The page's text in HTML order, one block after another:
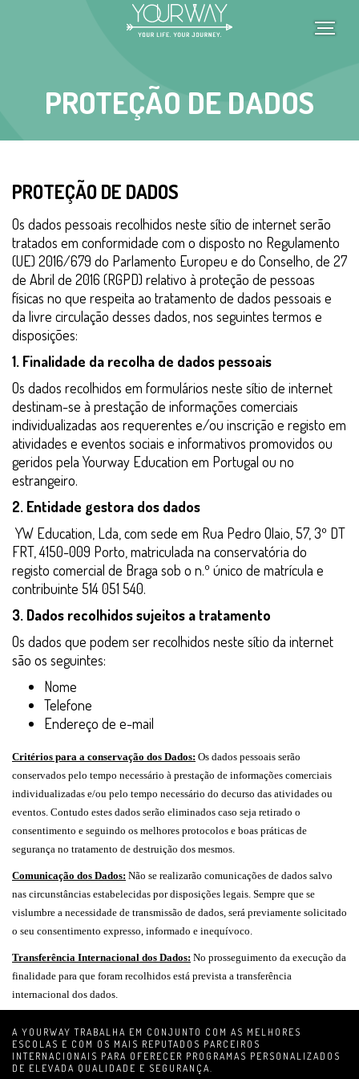
PROTEÇÃO DE DADOS
PROTEÇÃO DE DADOS
Os dados pessoais recolhidos neste sítio de internet serão
tratados em conformidade com o disposto no Regulamento
(UE) 2016/679 do Parlamento Europeu e do Conselho, de 27
de Abril de 2016 (RGPD) relativo à proteção de pessoas
físicas no que respeita ao tratamento de dados pessoais e
da livre circulação desses dados, nos seguintes termos e
disposições:
1. Finalidade da recolha de dados pessoais
Os dados recolhidos em formulários neste sítio de internet
destinam-se à prestação de informações comerciais
individualizadas aos requerentes e/ou inscrição e registo em
atividades e eventos sociais e informativos promovidos ou
geridos pela Yourway Education em Portugal ou no
estrangeiro.
2. Entidade gestora dos dados
YW Education, Lda, com sede em Rua Pedro Olaio, 57, 3º DT
FRT, 4150-009 Porto, matriculada na conservatória do
registo comercial de Braga sob o n.º único de matrícula e
contribuinte 514 051 540.
3. Dados recolhidos sujeitos a tratamento
Os dados que podem ser recolhidos neste sítio da internet
são os seguintes:
Nome
Telefone
Endereço de e-mail
Critérios para a conservação dos Dados: Os dados pessoais serão
conservados pelo tempo necessário à prestação de informações comerciais
individualizadas e/ou pelo tempo necessário do decurso das atividades ou
eventos. Contudo estes dados serão eliminados caso seja retirado o
consentimento e seguindo os melhores protocolos e boas práticas de
segurança no tratamento de destruição dos mesmos.
Comunicação dos Dados: Não se realizarão comunicações de dados salvo
nas circunstâncias estabelecidas por disposições legais. Sempre que se
vislumbre a necessidade de transmissão de dados, será previamente solicitado
o seu consentimento expresso, informado e inequívoco.
Transferência Internacional dos Dados: No prosseguimento da execução da
finalidade para que foram recolhidos está prevista a transferência
internacional dos dados.
A YOURWAY TRABALHA EM CONJUNTO COM AS MELHORES
ESCOLAS E COM OS MAIS REPUTADOS PARCEIROS
INTERNACIONAIS PARA OFERECER PROGRAMAS PERSONALIZADOS
DE ELEVADA QUALIDADE E SEGURANÇA.